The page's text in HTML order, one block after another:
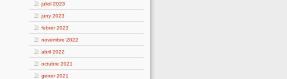
juliol 2023
juny 2023
febrer 2023
novembre 2022
abril 2022
octubre 2021
gener 2021